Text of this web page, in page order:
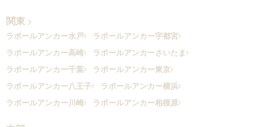
関東
ラポールアンカー水戸
ラポールアンカー宇都宮
ラポールアンカー高崎
ラポールアンカーさいたま
ラポールアンカー千葉
ラポールアンカー東京
ラポールアンカー八王子
ラポールアンカー横浜
ラポールアンカー川崎
ラポールアンカー相模原